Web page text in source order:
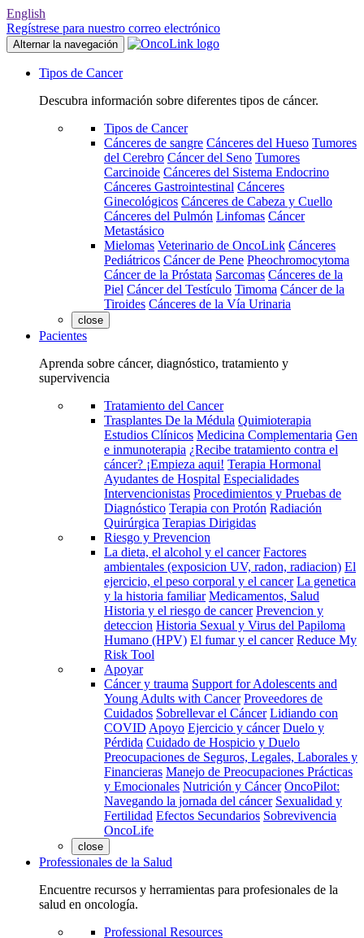
English
Regístrese para nuestro correo electrónico
Alternar la navegación
Tipos de Cancer
Descubra información sobre diferentes tipos de cáncer.
Tipos de Cancer
Cánceres de sangre Cánceres del Hueso Tumores
del Cerebro Cáncer del Seno Tumores
Carcinoide Cánceres del Sistema Endocrino
Cánceres Gastrointestinal Cánceres
Ginecológicos Cánceres de Cabeza y Cuello
Cánceres del Pulmón Linfomas Cáncer
Metastásico
Mielomas Veterinario de OncoLink Cánceres
Pediátricos Cáncer de Pene Pheochromocytoma
Cáncer de la Próstata Sarcomas Cánceres de la
Piel Cáncer del Testículo Timoma Cáncer de la
Tiroides Cánceres de la Vía Urinaria
close
Pacientes
Aprenda sobre cáncer, diagnóstico, tratamiento y
supervivencia
Tratamiento del Cancer
Trasplantes De la Médula Quimioterapia
Estudios Clínicos Medicina Complementaria Gen
e inmunoterapia ¿Recibe tratamiento contra el
cáncer? ¡Empieza aqui! Terapia Hormonal
Ayudantes de Hospital Especialidades
Intervencionistas Procedimientos y Pruebas de
Diagnóstico Terapia con Protón Radiación
Quirúrgica Terapias Dirigidas
Riesgo y Prevencion
La dieta, el alcohol y el cancer Factores
ambientales (exposicion UV, radon, radiacion) El
ejercicio, el peso corporal y el cancer La genetica
y la historia familiar Medicamentos, Salud
Historia y el riesgo de cancer Prevencion y
deteccion Historia Sexual y Virus del Papiloma
Humano (HPV) El fumar y el cancer Reduce My
Risk Tool
Apoyar
Cáncer y trauma Support for Adolescents and
Young Adults with Cancer Proveedores de
Cuidados Sobrellevar el Cáncer Lidiando con
COVID Apoyo Ejercicio y cáncer Duelo y
Pérdida Cuidado de Hospicio y Duelo
Preocupaciones de Seguros, Legales, Laborales y
Financieras Manejo de Preocupaciones Prácticas
y Emocionales Nutrición y Cáncer OncoPilot:
Navegando la jornada del cáncer Sexualidad y
Fertilidad Efectos Secundarios Sobrevivencia
OncoLife
close
Professionales de la Salud
Encuentre recursos y herramientas para profesionales de la
salud en oncología.
Professional Resources